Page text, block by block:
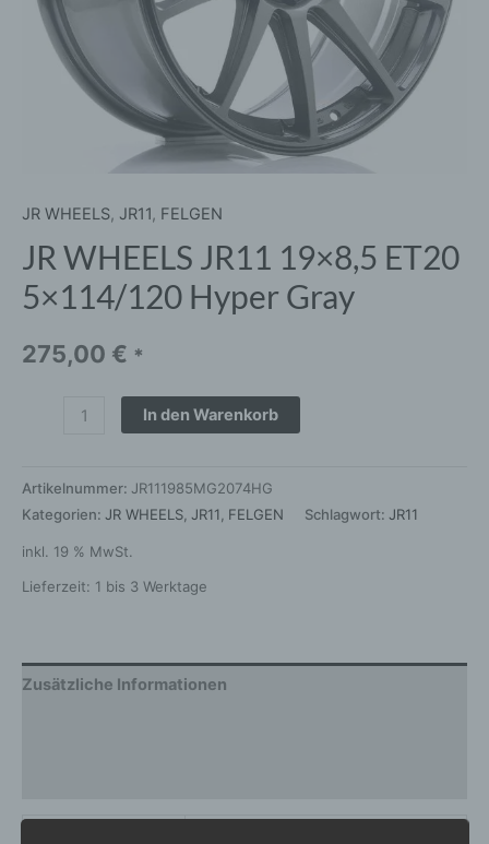
JR WHEELS, JR11, FELGEN
JR WHEELS JR11 19×8,5 ET20
5×114/120 Hyper Gray
275,00 € *
In den Warenkorb
Artikelnummer: JR111985MG2074HG
Kategorien: JR WHEELS JR11 FELGEN Schlagwort: JR11
inkl. 19 % MwSt.
Lieferzeit: 1 bis 3 Werktage
Zusätzliche Informationen